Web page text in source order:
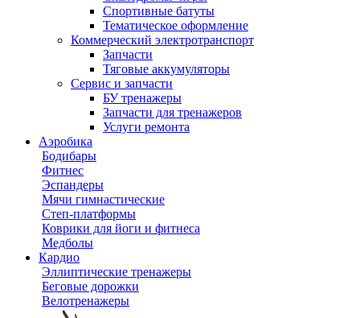
Спортивные батуты
Тематическое оформление
Коммерческий электротранспорт
Запчасти
Тяговые аккумуляторы
Сервис и запчасти
БУ тренажеры
Запчасти для тренажеров
Услуги ремонта
Аэробика
Бодибары
Фитнес
Эспандеры
Мячи гимнастические
Степ-платформы
Коврики для йоги и фитнеса
Медболы
Кардио
Эллиптические тренажеры
Беговые дорожки
Велотренажеры